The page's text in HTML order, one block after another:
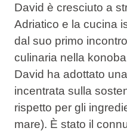
David è cresciuto a
Adriatico e la cucina
dal suo primo
culinaria nella
David ha adottato
incentrata sulla
rispetto per gli
mare). È stato il